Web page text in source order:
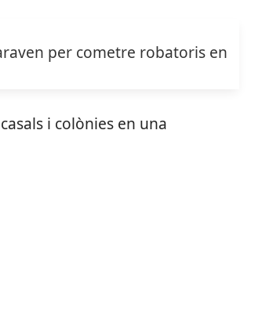
per cometre robatoris en